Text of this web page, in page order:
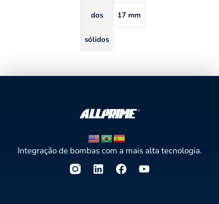
dos
sólidos
17 mm
Integração de bombas com a mais alta tecnologia.